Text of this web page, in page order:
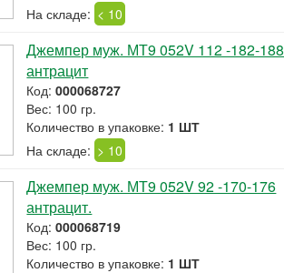
На складе: < 10
Джемпер муж. МТ9 052V 112 -182-188
антрацит
Код:000068727
Вес: 100 гр.
Количество в упаковке: 1 ШТ
На складе: > 10
Джемпер муж. МТ9 052V 92 -170-176
антрацит.
Код:000068719
Вес: 100 гр.
Количество в упаковке: 1 ШТ